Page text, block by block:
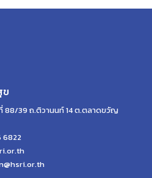
ข
88/39 ถ.ติวานนท์ 14 ต.ตลาดขวัญ
6822